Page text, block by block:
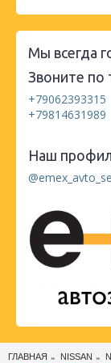
Мы всегда
Звоните по
+79062393315
+79814631989
Наш
ГЛАВНАЯ NISSAN